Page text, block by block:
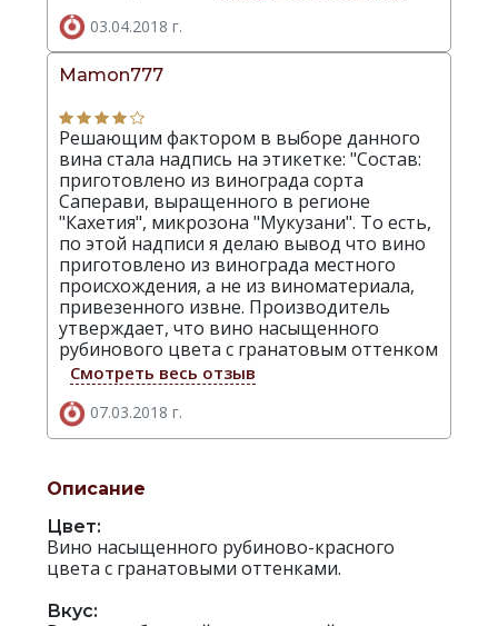
03.04.2018 г.
Mamon777
Решающим фактором в выборе данного
вина стала надпись на этикетке: "Состав:
приготовлено из винограда сорта
Саперави, выращенного в регионе
"Кахетия", микрозона "Мукузани". То есть,
по этой надписи я делаю вывод что вино
приготовлено из винограда местного
происхождения, а не из виноматериала,
привезенного извне. Производитель
утверждает, что вино насыщенного
рубинового цвета с гранатовым оттенком
Смотреть весь отзыв
07.03.2018 г.
Описание
Цвет:
Вино насыщенного рубиново-красного
цвета с гранатовыми оттенками.
Вкус: